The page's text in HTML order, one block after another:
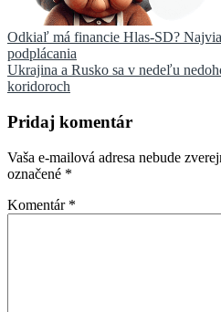
Navigácia
v
článku
Odkiaľ má financie Hlas-SD?
podplácania
Ukrajina a Rusko sa v nedeľu
koridoroch
Pridaj komentár
Vaša e-mailová adresa nebude
označené *
Komentár *